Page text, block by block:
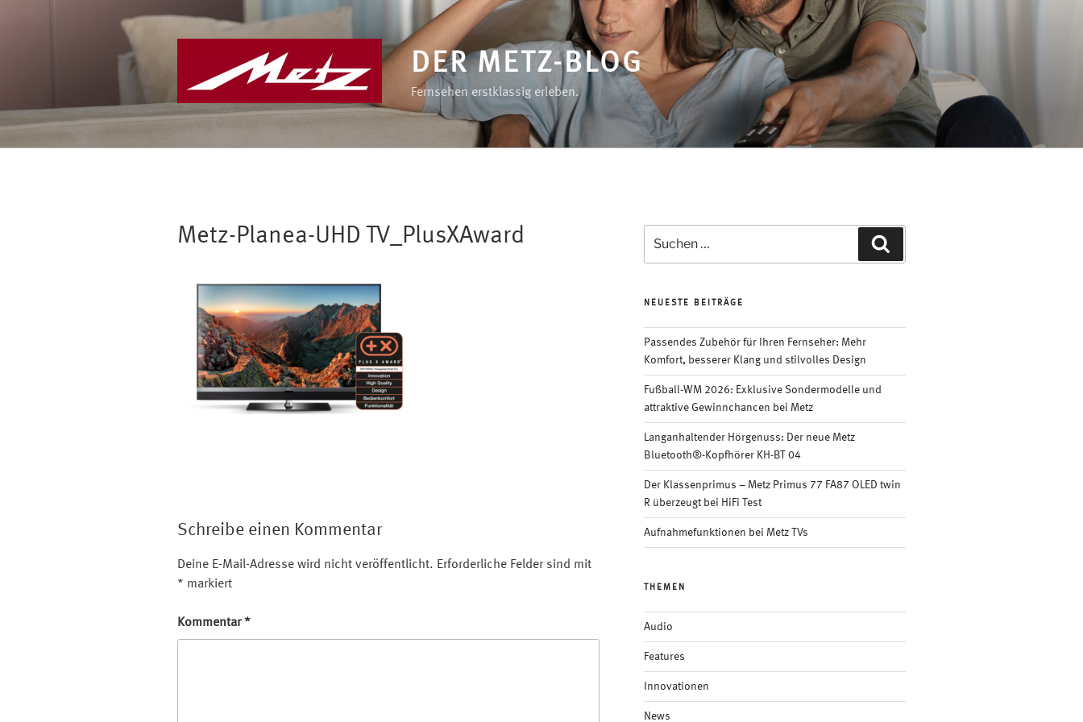
DER METZ-BLOG
Fernsehen erstklassig erleben.
Metz-Planea-UHD TV_PlusXAward
Schreibe einen Kommentar
Deine E-Mail-Adresse wird nicht veröffentlicht. Erforderliche Felder sind mit
* markiert
Kommentar*
nach:
NEUESTE BEITRÄGE
Passendes Zubehör für Ihren Fernseher: Mehr
Komfort, besserer Klang und stilvolles Design
Fußball-WM 2026: Exklusive Sondermodelle und
attraktive Gewinnchancen bei Metz
Langanhaltender Hörgenuss: Der neue Metz
Bluetooth®-Kopfhörer KH-BT 04
Der Klassenprimus – Metz Primus 77 FA87 OLED twin
R überzeugt bei HiFi Test
Aufnahmefunktionen bei Metz TVs
THEMEN
Audio
Features
Innovationen
News